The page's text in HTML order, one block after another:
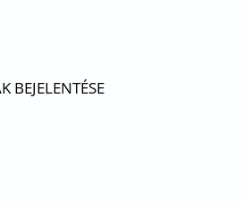
BEJELENTÉSE